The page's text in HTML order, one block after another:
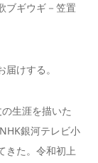
ブギウギ－笠置
けする。
生涯を描いた
銀河テレビ小
きた。令和初上